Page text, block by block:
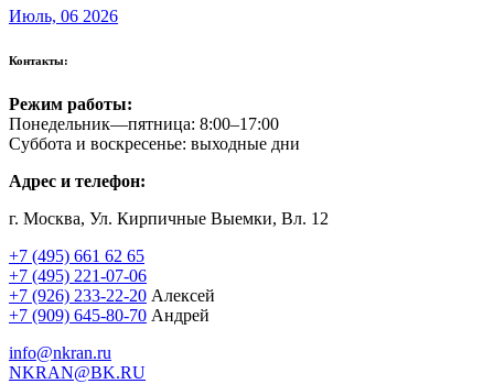
Июль, 06 2026
Контакты:
Режим работы:
Понедельник—пятница: 8:00–17:00
Суббота и воскресенье: выходные дни
Адрес и телефон:
г. Москва, Ул. Кирпичные Выемки, Вл. 12
+7 (495) 661 62 65
+7 (495) 221-07-06
+7 (926) 233-22-20 Алексей
+7 (909) 645-80-70 Андрей
info@nkran.ru
NKRAN@BK.RU